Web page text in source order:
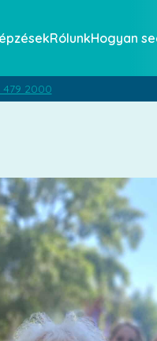
RólunkHogyan
479 2000